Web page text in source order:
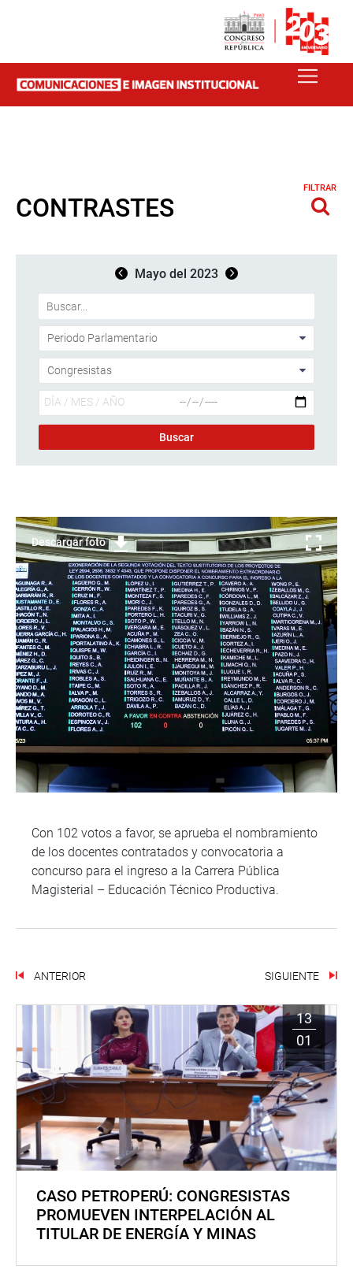
CONTRASTES
FILTRAR
Mayo del 2023
Descargar foto
Con 102 votos a favor, se aprueba el nombramiento
de los docentes contratados y convocatoria a
concurso para el ingreso a la Carrera Pública
Magisterial – Educación Técnico Productiva.
ANTERIOR SIGUIENTE
13
01
CASO PETROPERÚ: CONGRESISTAS
PROMUEVEN INTERPELACIÓN AL
TITULAR DE ENERGÍA Y MINAS